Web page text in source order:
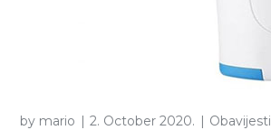
by mario 2. October 2020. Obavijesti